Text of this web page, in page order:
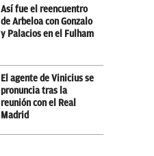
Así fue el reencuentro
de Arbeloa con Gonzalo
y Palacios en el Fulham
El agente de Vinicius se
pronuncia tras la
reunión con el Real
Madrid